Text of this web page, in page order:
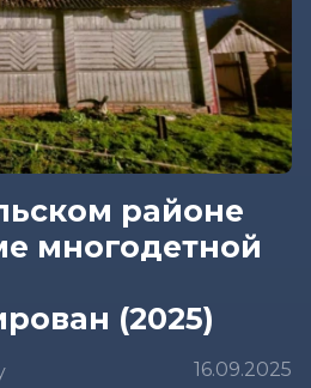
районе
многодетной
(2025)
16.09.2025